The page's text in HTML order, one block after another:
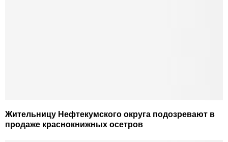
Жительницу Нефтекумского округа подозревают в
продаже краснокнижных осетров